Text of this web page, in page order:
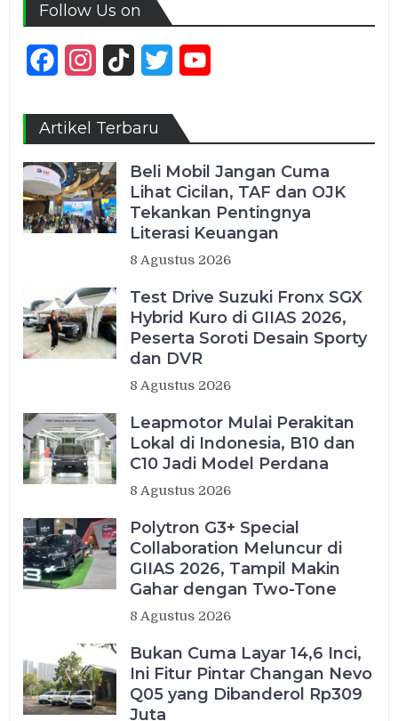
Follow Us on
FacebookInstagram
TikTok Twitter
Artikel Terbaru
Beli Mobil Jangan Cuma
Lihat Cicilan, TAF dan OJK
Tekankan Pentingnya
Literasi Keuangan
8 Agustus 2026
Test Drive Suzuki Fronx SGX
Hybrid Kuro di GIIAS 2026,
Peserta Soroti Desain Sporty
dan DVR
8 Agustus 2026
Leapmotor Mulai Perakitan
Lokal di Indonesia, B10 dan
C10 Jadi Model Perdana
8 Agustus 2026
Polytron G3+ Special
Collaboration Meluncur di
GIIAS 2026, Tampil Makin
Gahar dengan Two-Tone
8 Agustus 2026
Bukan Cuma Layar 14,6 Inci,
Ini Fitur Pintar Changan Nevo
Q05 yang Dibanderol Rp309
Juta